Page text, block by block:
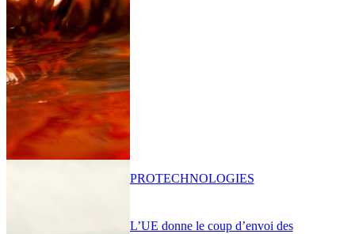
L’UE donne le coup d’envoi des
PROTECHNOLOGIES